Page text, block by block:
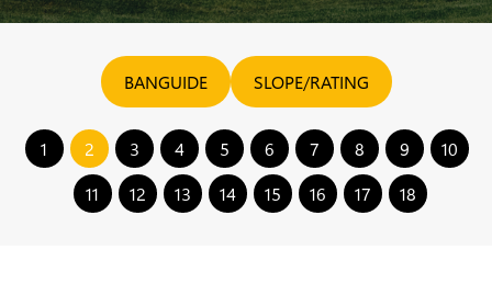
BANGUIDE SLOPE/RATING
1 2 3 4 5 6 7 8 9
10
11
12 13 14 15 16 17 18